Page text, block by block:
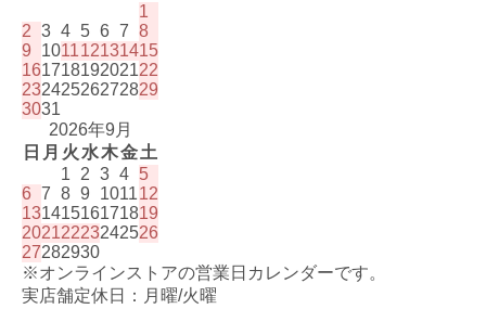
1
2 3 4 5 6 7 8
9
101112131415
16171819202122
23242526272829
3031
2026年9月
日 月 火 水木金土
1
2 3 4 5
6 7 8 9 101112
13141516171819
20212223242526
27282930
※オンラインストアの営業日カレンダーです。
実店舗定休日：月曜/火曜